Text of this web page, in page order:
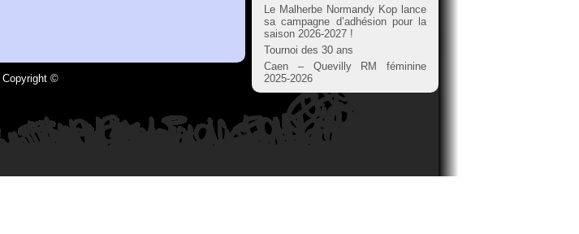
Le Malherbe Normandy Kop lance
sa campagne d’adhésion pour la
saison 2026-2027 !
Tournoi des 30 ans
Caen – Quevilly RM féminine
2025-2026
Copyright ©